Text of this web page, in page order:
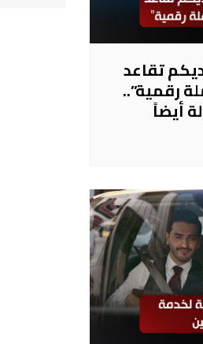
تقاعد
رقمية”..
أيضاً